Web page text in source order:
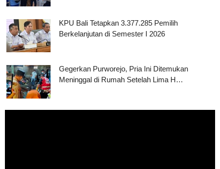
KPU Bali Tetapkan 3.377.285 Pemilih
Berkelanjutan di Semester I 2026
Gegerkan Purworejo, Pria Ini Ditemukan
Meninggal di Rumah Setelah Lima H…